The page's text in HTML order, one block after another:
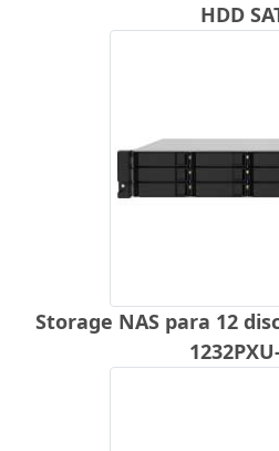
HDD
Storage NAS para 12